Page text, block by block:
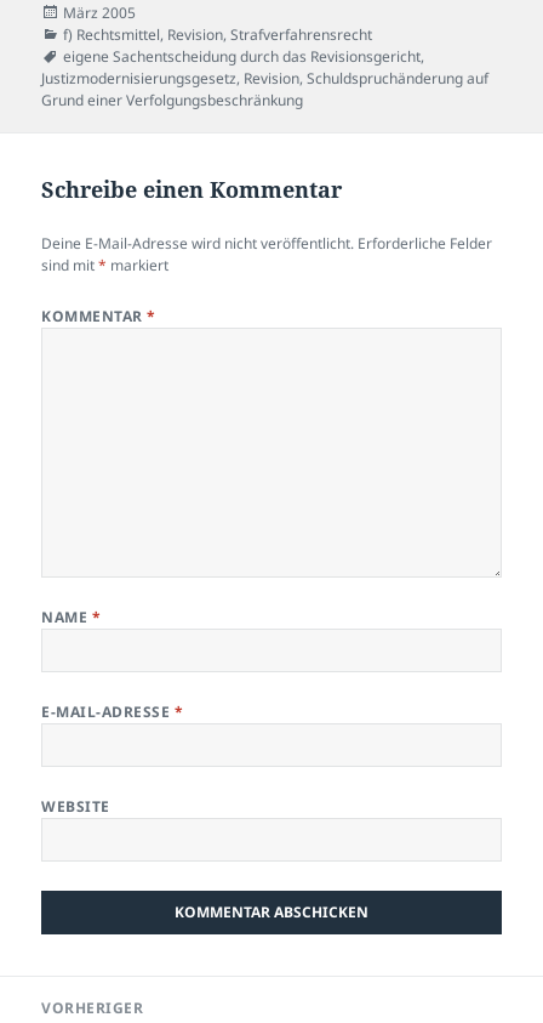
Veröffentlicht
am
März 2005
Kategorien
f) Rechtsmittel, Revision,Strafverfahrensrecht
Schlagwörter
eigene Sachentscheidung durch das Revisionsgericht,
Justizmodernisierungsgesetz, Revision,Schuldspruchänderung auf
Grund einer Verfolgungsbeschränkung
Schreibe einen Kommentar
Deine E-Mail-Adresse wird nicht veröffentlicht. Erforderliche Felder
sind mit* markiert
KOMMENTAR*
NAME *
E-MAIL-ADRESSE *
WEBSITE
VORHERIGER